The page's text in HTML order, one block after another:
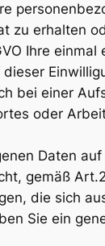
zu erhalten
Ihre
bei einer
oder
Daten
gemäß
die sich
Sie ein